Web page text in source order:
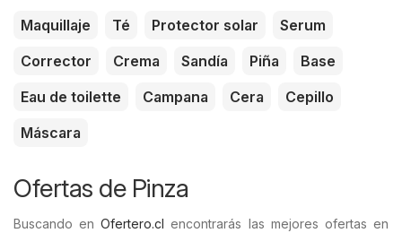
Maquillaje Té Protector solar
Serum
Corrector
Crema Sandía Piña
Base
Eau de toilette
Campana Cera
Cepillo
Máscara
Ofertas de Pinza
Buscando enOfertero.cl encontrarás las mejores ofertas en